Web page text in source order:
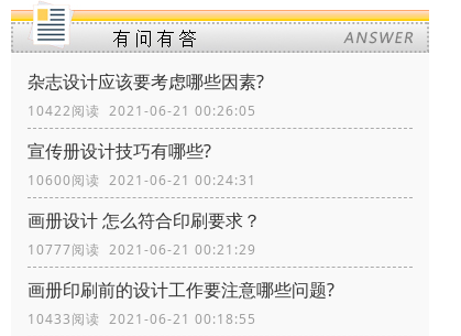
杂志设计应该要考虑哪些因素?
10422阅读 2021-06-21 00:26:05
宣传册设计技巧有哪些?
10600阅读 2021-06-21 00:24:31
画册设计 怎么符合印刷要求？
10777阅读 2021-06-21 00:21:29
画册印刷前的设计工作要注意哪些问题?
10433阅读 2021-06-21 00:18:55